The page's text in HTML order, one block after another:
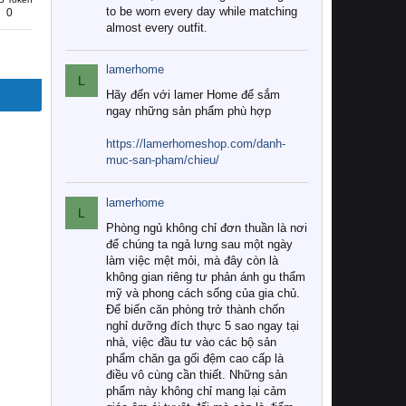
0
to be worn every day while matching
almost every outfit.
L
lamerhome
Hãy đến với lamer Home để sắm
ngay những sản phẩm phù hợp
https://lamerhomeshop.com/danh-
muc-san-pham/chieu/
L
lamerhome
Phòng ngủ không chỉ đơn thuần là nơi
để chúng ta ngả lưng sau một ngày
làm việc mệt mỏi, mà đây còn là
không gian riêng tư phản ánh gu thẩm
mỹ và phong cách sống của gia chủ.
Để biến căn phòng trở thành chốn
nghỉ dưỡng đích thực 5 sao ngay tại
nhà, việc đầu tư vào các bộ sản
phẩm chăn ga gối đệm cao cấp là
điều vô cùng cần thiết. Những sản
phẩm này không chỉ mang lại cảm